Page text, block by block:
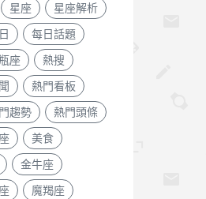
星座 星座解析
每日話題
座 熱搜
熱門看板
趨勢 熱門頭條
美食
金牛座
魔羯座